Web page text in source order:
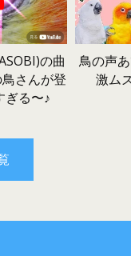
の曲
さんが登
ぎる〜♪
鳥の声
激ム